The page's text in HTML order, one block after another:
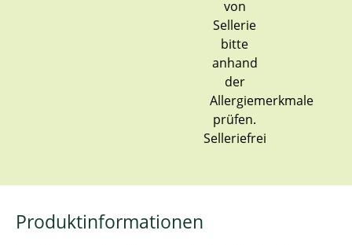
Selleriefrei
Produktinformationen